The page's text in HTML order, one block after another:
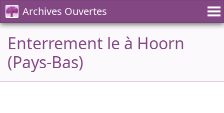
Archives Ouvertes
Enterrement le à Hoorn
(Pays-Bas)